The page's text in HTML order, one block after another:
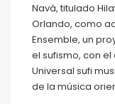
Navà, titulado
Orlando, como
Ensemble, un
el sufismo, con el
Universal sufi
de la música